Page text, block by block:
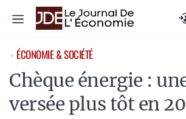
Menu
⋅ ÉCONOMIE & SOCIÉTÉ
Chèque énergie :
versée plus tôt en